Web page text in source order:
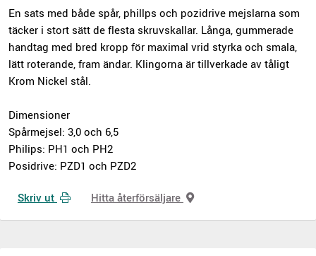
En sats med både spår, phillps och pozidrive mejslarna som
täcker i stort sätt de flesta skruvskallar. Långa, gummerade
handtag med bred kropp för maximal vrid styrka och smala,
lätt roterande, fram ändar. Klingorna är tillverkade av tåligt
Krom Nickel stål.
Dimensioner
Spårmejsel: 3,0 och 6,5
Philips: PH1 och PH2
Posidrive: PZD1 och PZD2
Skriv ut Hitta återförsäljare